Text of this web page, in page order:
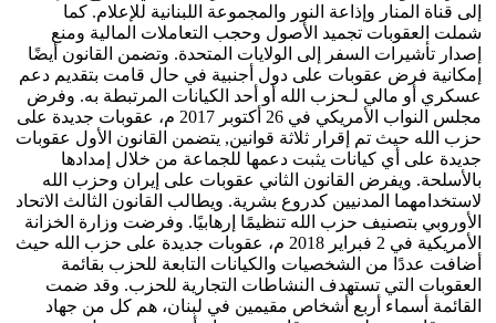
إلى قناة المنار وإذاعة النور والمجموعة اللبنانية للإعلام. كما
شملت العقوبات تجميد الأصول وحجب التعاملات المالية ومنع
إصدار تأشيرات السفر إلى الولايات المتحدة. وتضمن القانون أيضًا
إمكانية فرض عقوبات على دول أجنبية في حال قامت بتقديم دعم
عسكري أو مالي لـحزب الله أو أحد الكيانات المرتبطة به. وفرض
مجلس النواب الأمريكي في 26 أكتوبر 2017 م، عقوبات جديدة على
حزب الله حيث تم إقرار ثلاثة قوانين, يتضمن القانون الأول عقوبات
جديدة على أي كيانات يثبت دعمها للجماعة من خلال إمدادها
بالأسلحة. ويفرض القانون الثاني عقوبات على إيران وحزب الله
لاستخدامهما المدنيين كدروع بشرية. ويطالب القانون الثالث الاتحاد
الأوروبي بتصنيف حزب الله تنظيمًا إرهابيًا. وفرضت وزارة الخزانة
الأمريكية في 2 فبراير 2018 م، عقوبات جديدة على حزب الله حيث
أضافت عددًا من الشخصيات والكيانات التابعة للحزب بقائمة
العقوبات التي تستهدف النشاطات التجارية للحزب. وقد ضمت
القائمة أسماء أربع أشخاص مقيمين في لبنان، هم كل من جهاد